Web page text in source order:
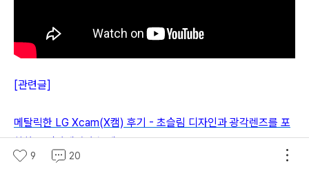
[관련글]
메탈릭한 LG Xcam(X캠) 후기 - 초슬림 디자인과 광각렌즈를 포
함한 듀얼카메라가 눈에 쏘옥~~
9 20